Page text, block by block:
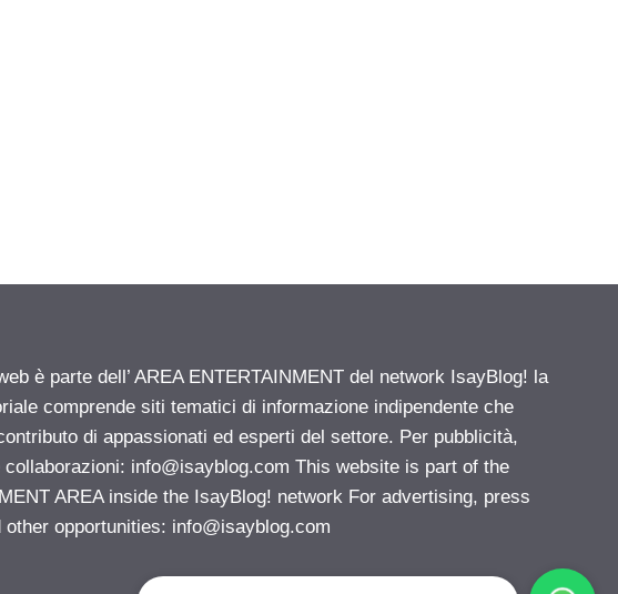
è parte dell’ AREA ENTERTAINMENT del network IsayBlog! la
comprende siti tematici di informazione indipendente che
di appassionati ed esperti del settore. Per pubblicità,
info@isayblog.com This website is part of the
AREA inside the IsayBlog! network For advertising, press
other opportunities: info@isayblog.com